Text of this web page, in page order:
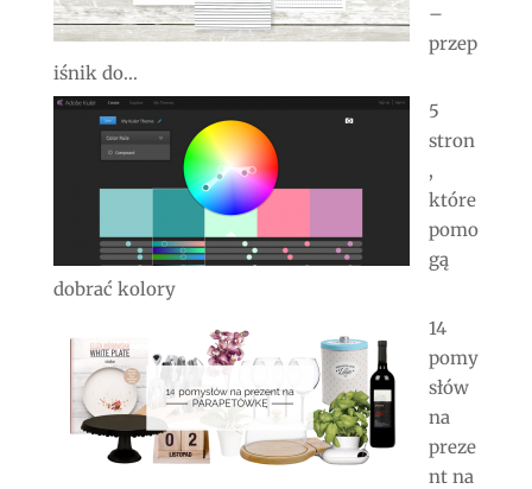
–
przep
iśnik do...
5
stron
,
które
pomo
gą
dobrać kolory
14
pomy
słów
na
preze
nt na